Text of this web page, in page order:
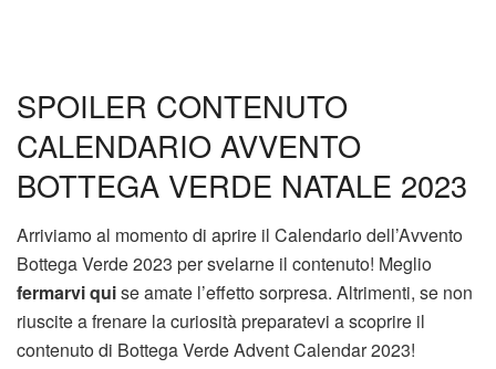
SPOILER CONTENUTO
CALENDARIO AVVENTO
BOTTEGA VERDE NATALE 2023
Arriviamo al momento di aprire il Calendario dell’Avvento
Bottega Verde 2023 per svelarne il contenuto! Meglio
fermarvi quise amate l’effetto sorpresa. Altrimenti, se non
riuscite a frenare la curiosità preparatevi a scoprire il
contenuto di Bottega Verde Advent Calendar 2023!